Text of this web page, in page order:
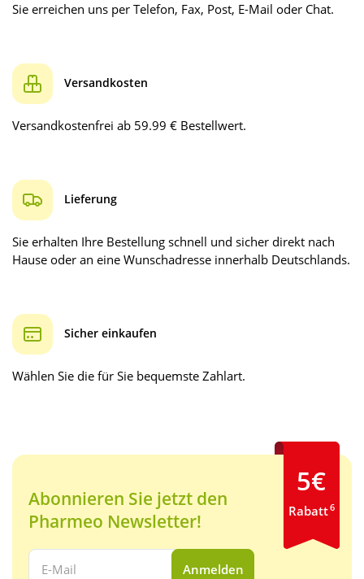
Sie erreichen uns per Telefon, Fax, Post, E-Mail oder Chat.
Versandkosten
Versandkostenfrei ab 59.99 € Bestellwert.
Lieferung
Sie erhalten Ihre Bestellung schnell und sicher direkt nach
Hause oder an eine Wunschadresse innerhalb Deutschlands.
Sicher einkaufen
Wählen Sie die für Sie bequemste Zahlart.
Abonnieren Sie jetzt den
Pharmeo Newsletter!
Ihre E-Mail Adresse:
Anmelden
5€
Rabatt6